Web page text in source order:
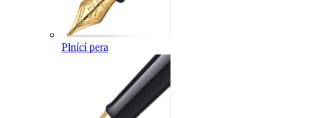
Plnící pera